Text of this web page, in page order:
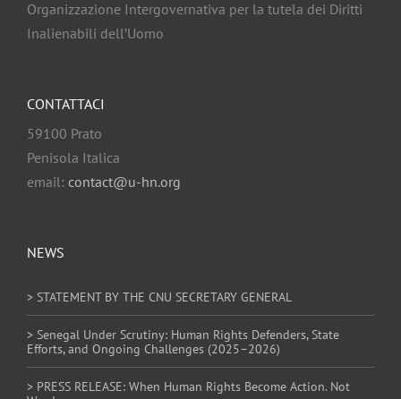
Organizzazione Intergovernativa per la tutela dei Diritti
Inalienabili dell’Uomo
NEWS
> STATEMENT BY THE CNU SECRETARY GENERAL
> Senegal Under Scrutiny: Human Rights Defenders, State
Efforts, and Ongoing Challenges (2025–2026)
> PRESS RELEASE: When Human Rights Become Action. Not
CONTATTACI
59100 Prato
Penisola Italica
email: contact@u-hn.org